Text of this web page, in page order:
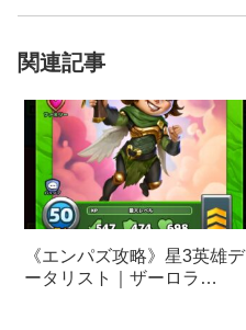
関連記事
《エンパズ攻略》星3英雄デ
ータリスト｜ザーロラ